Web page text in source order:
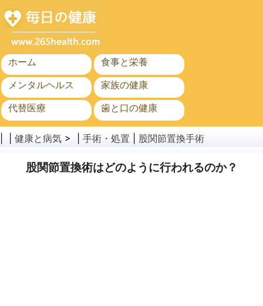
ホーム
食事と栄養
メンタルヘルス
家族の健康
代替医療
歯と口の健康
がん
公衆衛生
健康と病気 > | 手術・処置 股関節置換手術
股関節置換術はどのように行われるのか？